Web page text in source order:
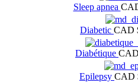
Sleep apnea
Diabetic CAD
Diabétique
Epilepsy CAD